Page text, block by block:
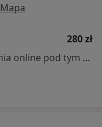
Mapa
280 zł
Specjalista nie oferuje umawiania online pod tym adresem.